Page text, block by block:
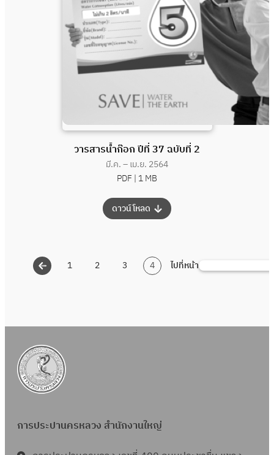
วารสารน้ำก๊อก ปีที่ 37 ฉบับที่ 2
มี.ค. – เม.ย. 2564
PDF | 1 MB
ดาวน์โหลด
:
วารสาร
ฉบับ
1 2 3 4 ไปที่หน้าค้นหา
การประปานครหลวง สำนักงานใหญ่